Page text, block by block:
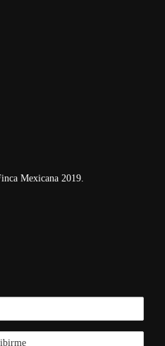
Mexicana 2019.